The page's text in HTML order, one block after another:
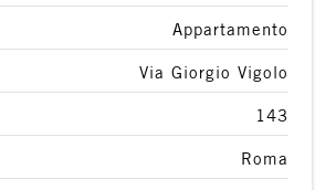
Appartamento
Via Giorgio Vigolo
143
Roma